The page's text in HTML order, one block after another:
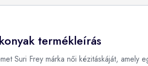
termékleírás
Suri Frey márka női kézitáskáját, amely